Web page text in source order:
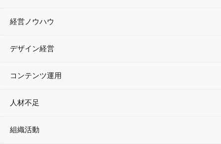
経営ノウハウ
デザイン経営
コンテンツ運用
人材不足
組織活動